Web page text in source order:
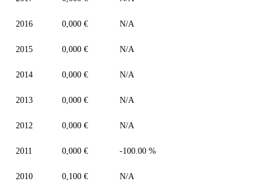
2016 0,000 € N/A
2015 0,000 € N/A
2014 0,000 € N/A
2013 0,000 € N/A
2012 0,000 € N/A
2011 0,000 € -100.00 %
2010 0,100 € N/A